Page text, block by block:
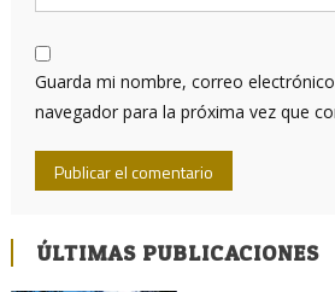
Guarda mi nombre, correo
navegador para la próxima vez que
ÚLTIMAS PUBLICACIONES